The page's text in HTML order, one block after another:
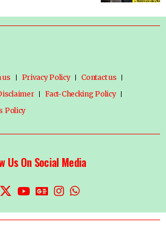
us Privacy Policy
Contact us
Fact-Checking Policy
Policy
Us On Social Media